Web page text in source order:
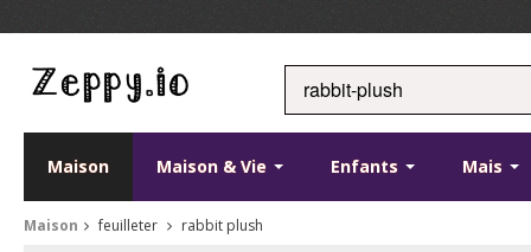
Maison Maison & Vie Enfants Mais
Maison feuilleter rabbit plush